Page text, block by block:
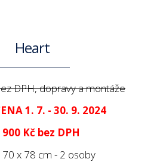
Heart
DPH, dopravy a montáže
1. 7. - 30. 9. 2024
Kč bez DPH
x 78 cm - 2 osoby